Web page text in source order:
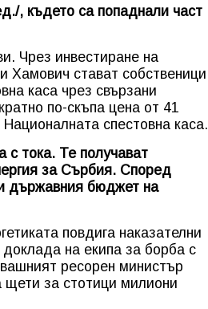
, където са попаднали част
Чрез инвестиране на
Хамович стават собственици
каса чрез свързани
по-скъпа цена от 41
спестовна каса.
с тока. Те получават
за Сърбия. Според
държавния бюджет на
повдига наказателни
на екипа за борба с
ресорен министър
за стотици милиони